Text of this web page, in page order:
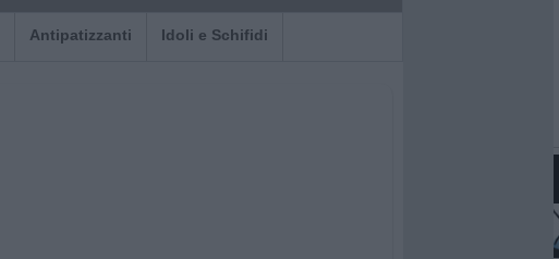
Antipatizzanti Idoli e Schifidi